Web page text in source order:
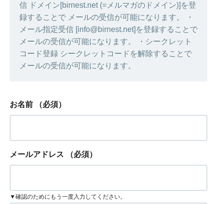
信 ドメイン[birnest.net (=メルマガのドメイン)]を登
録することで メールの受信が可能になります。 ・
メール指定受信 [info@birnest.net]を登録することで
メールの受信が可能になります。 ・シークレット
コード登録 シークレットコードを解除することで
メールの受信が可能になります。
お名前 （必須）
メールアドレス （必須）
▼確認のためにもう一度入力してください。